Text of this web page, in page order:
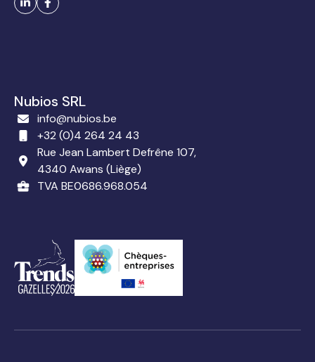
Nubios SRL
info@nubios.be
+32 (0)4 264 24 43
Rue Jean Lambert Defrêne 107,
4340 Awans (Liège)
TVA BE0686.968.054